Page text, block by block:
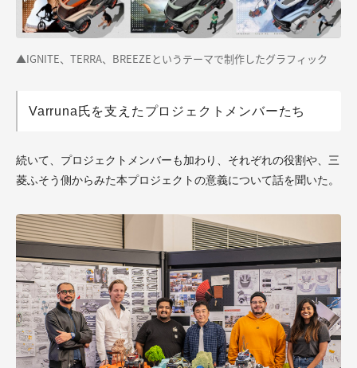
▲IGNITE、TERRA、BREEZEというテーマで制作したグラフィック
Varruna氏を支えたプロジェクトメンバーたち
続いて、プロジェクトメンバーも加わり、それぞれの役割や、三
菱ふそう側からみた本プロジェクトの意義について話を聞いた。